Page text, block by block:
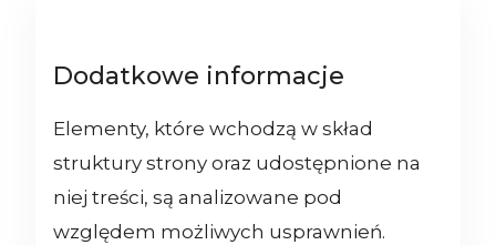
Dodatkowe informacje
Elementy, które wchodzą w skład
struktury strony oraz udostępnione na
niej treści, są analizowane pod
względem możliwych usprawnień.